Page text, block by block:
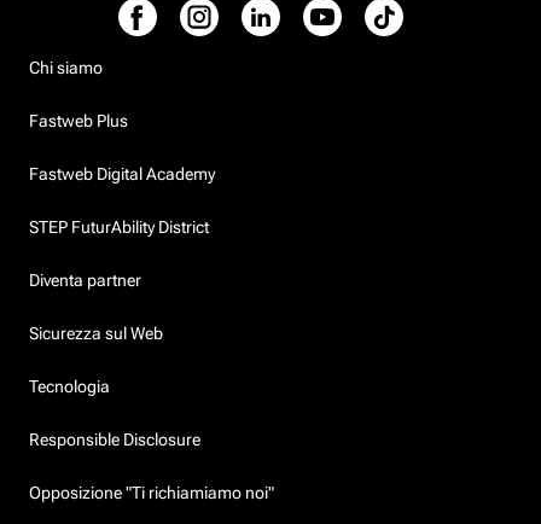
Chi siamo
Fastweb Plus
Fastweb Digital Academy
STEP FuturAbility District
Diventa partner
Sicurezza sul Web
Tecnologia
Responsible Disclosure
Opposizione "Ti richiamiamo noi"